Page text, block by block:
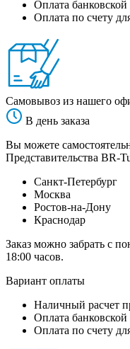
Оплата банковской
Оплата по счету
Самовывоз из нашего
В день заказа
Вы можете
Представительства BR-
Санкт-Петербург
Москва
Ростов-на-Дону
Краснодар
Заказ можно забрать с
18:00 часов.
Вариант оплаты
Наличный расчет
Оплата банковской
Оплата по счету